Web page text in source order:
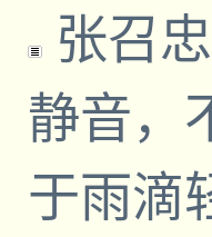
张召
静音，
于雨滴